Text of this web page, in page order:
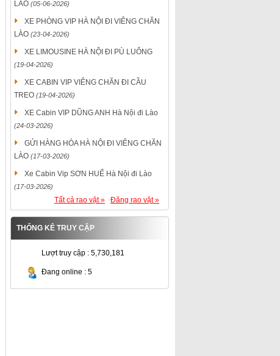
LÀO (05-06-2026)
XE PHÒNG VIP HÀ NỘI ĐI VIÊNG CHĂN
LÀO (23-04-2026)
XE LIMOUSINE HÀ NỘI ĐI PÙ LUÔNG
(19-04-2026)
XE CABIN VIP VIÊNG CHĂN ĐI CẦU
TREO (19-04-2026)
XE Cabin VIP DŨNG ANH Hà Nội đi Lào
(24-03-2026)
GỬI HÀNG HÓA HÀ NỘI ĐI VIÊNG CHĂN
LÀO (17-03-2026)
Xe Cabin Vip SƠN HUẾ Hà Nội đi Lào
(17-03-2026)
Tất cả rao vặt » Đăng rao vặt »
THỐNG KÊ TRUY CẬP
Lượt truy cập : 5,730,181
Đang online : 5